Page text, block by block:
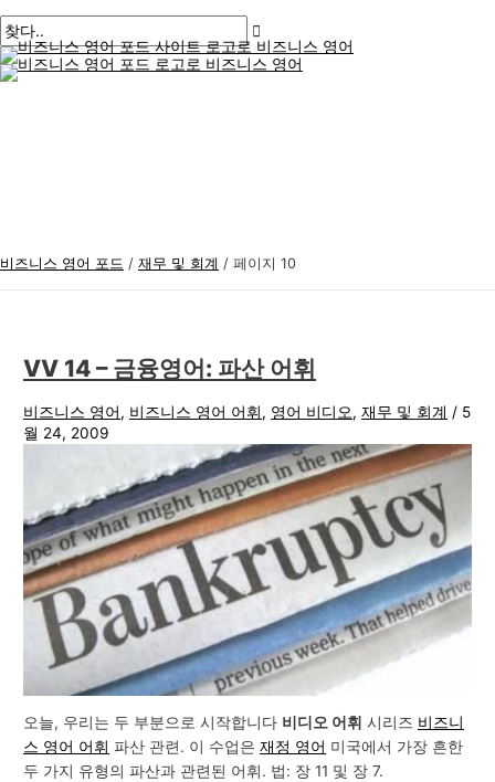
텐
츠
로
인
뉴
비즈니스 영어 포드 / 재무 및 회계 / 페이지 10
VV 14 – 금융영어: 파산 어휘
비즈니스 영어, 비즈니스 영어 어휘, 영어 비디오,재무 및 회계 / 5
월 24, 2009
오늘, 우리는 두 부분으로 시작합니다 비디오 어휘 시리즈 비즈니
스 영어 어휘 파산 관련. 이 수업은재정 영어 미국에서 가장 흔한
두 가지 유형의 파산과 관련된 어휘. 법: 장 11 및 장 7.
시
물
페
비
즈
니
검
색
: